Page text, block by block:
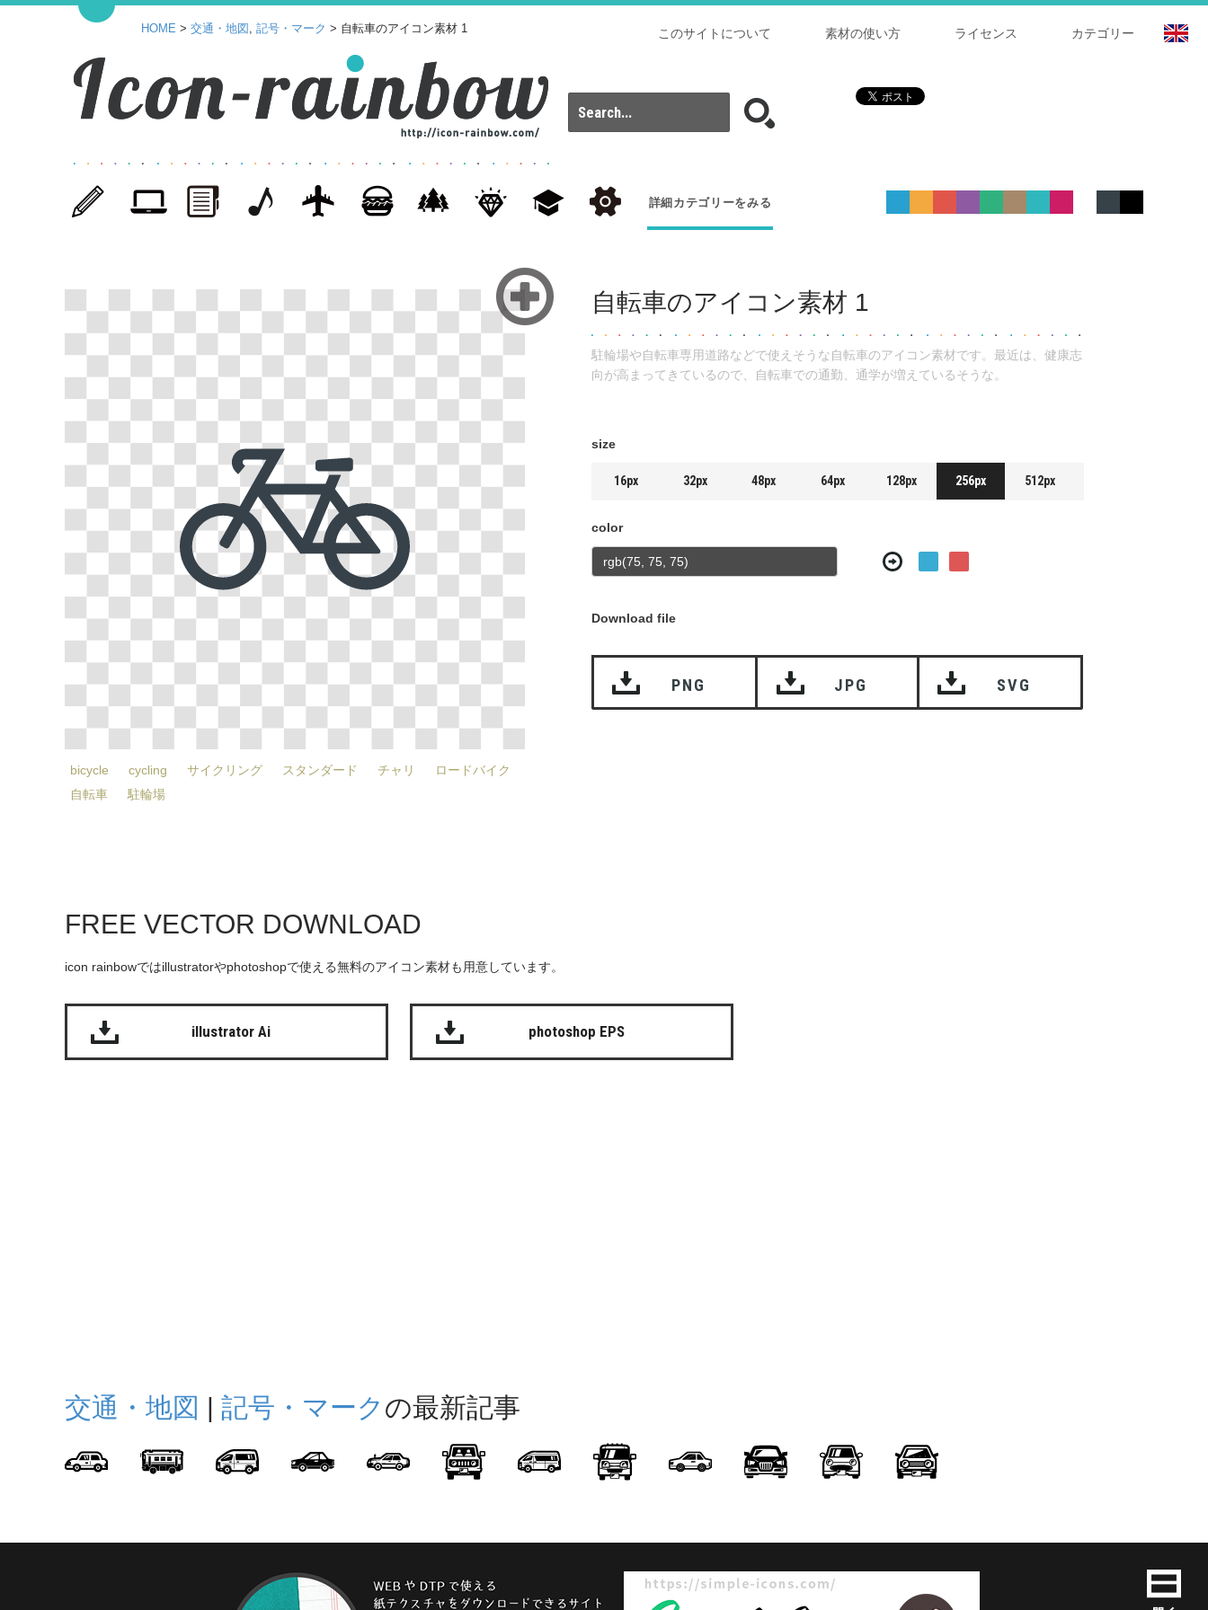
カテゴリー
ライセンス
素材の使い方
このサイトについて
HOME > 交通・地図 , 記号・マーク > 自転車のアイコン素材 1
詳細カテゴリーをみる
bicycle cycling サイクリング スタンダード チャリ
ロードバイク
自転車
駐輪場
自転車のアイコン素材 1
駐輪場や自転車専用道路などで使えそうな自転車のアイコン素材です。最近は、健康志
向が高まってきているので、自転車での通勤、通学が増えているそうな。
size
16px 32px 48px 64px 128px 256px 512px
color
Download file
PNG JPG SVG
FREE VECTOR DOWNLOAD
icon rainbowではillustratorやphotoshopで使える無料のアイコン素材も用意しています。
illustrator Ai photoshop EPS
交通・地図 | 記号・マーク の最新記事